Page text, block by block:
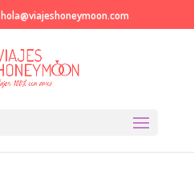
hola@viajeshoneymoon.com